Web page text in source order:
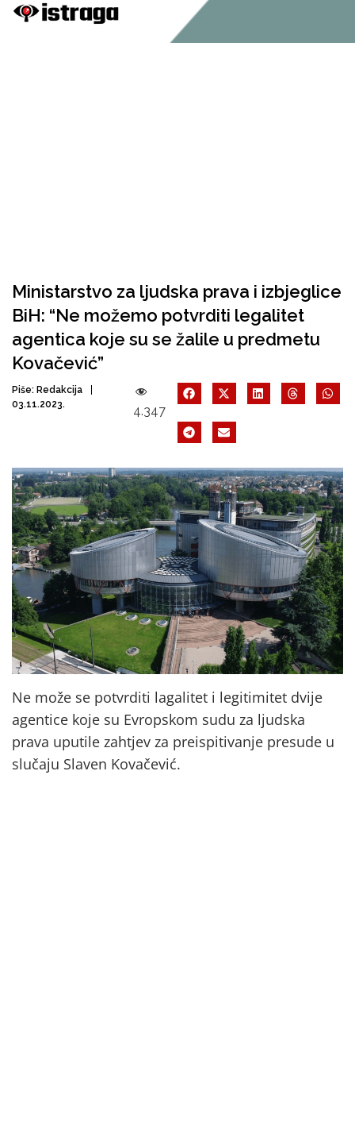
Ministarstvo za ljudska prava i izbjeglice
BiH: “Ne možemo potvrditi legalitet
agentica koje su se žalile u predmetu
Kovačević”
Piše: Redakcija
03.11.2023.
4.347
Ne može se potvrditi lagalitet i legitimitet dvije
agentice koje su Evropskom sudu za ljudska
prava uputile zahtjev za preispitivanje presude u
slučaju Slaven Kovačević.